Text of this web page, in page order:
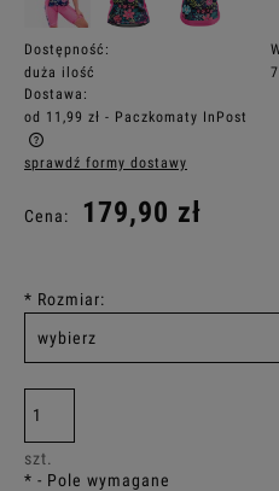
Dostępność:
duża ilość
Dostawa:
od 11,99 zł - Paczkomaty InPost
Cena nie zawiera ewentualnych
sprawdź formy dostawy
Cena: 179,90 zł
* Rozmiar:
szt.
* - Pole wymagane